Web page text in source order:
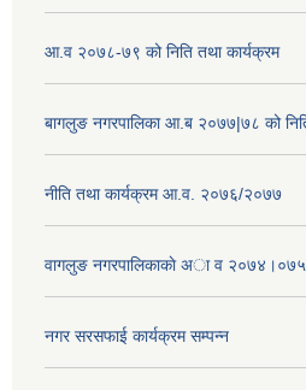
आ.व २०७८-७९ को निति तथा कार्यक्रम
बागलुङ नगरपालिका आ.ब २०७७|७८ को
नीति तथा कार्यक्रम आ.व. २०७६/२०७७
वागलुङ नगरपालिकाकाे अा‍ व २०७४।०७५
नगर सरसफाई कार्यक्रम सम्पन्न